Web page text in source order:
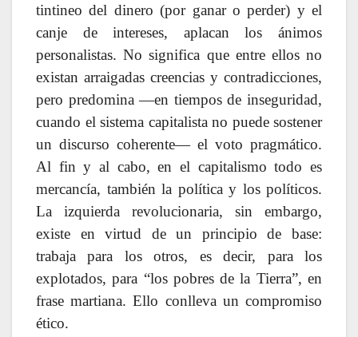
tintineo del dinero (por ganar o perder) y el
canje de intereses, aplacan los ánimos
personalistas. No significa que entre ellos no
existan arraigadas creencias y contradicciones,
pero predomina —en tiempos de inseguridad,
cuando el sistema capitalista no puede sostener
un discurso coherente— el voto pragmático.
Al fin y al cabo, en el capitalismo todo es
mercancía, también la política y los políticos.
La izquierda revolucionaria, sin embargo,
existe en virtud de un principio de base:
trabaja para los otros, es decir, para los
explotados, para “los pobres de la Tierra”, en
frase martiana. Ello conlleva un compromiso
ético.